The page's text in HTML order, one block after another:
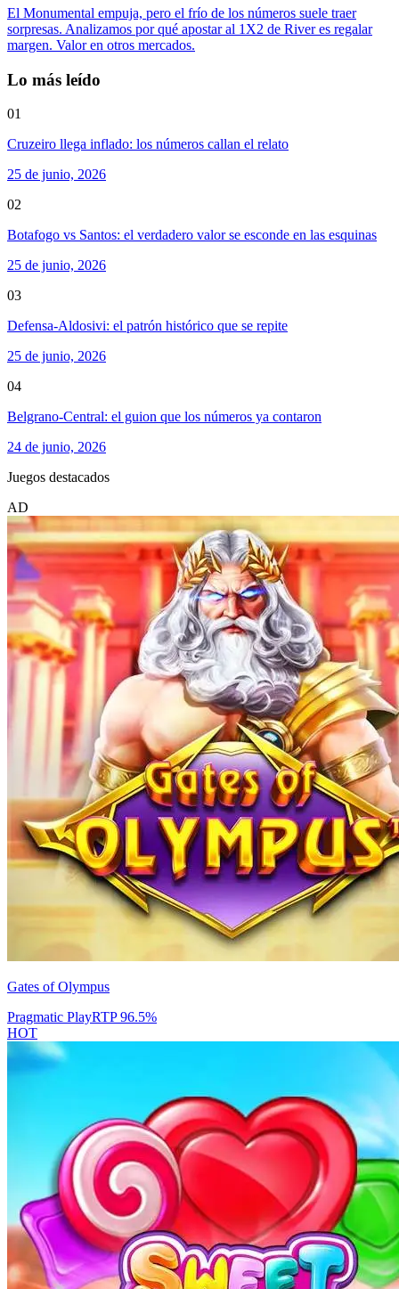
El Monumental empuja, pero el frío de los números suele traer
sorpresas. Analizamos por qué apostar al 1X2 de River es regalar
margen. Valor en otros mercados.
Lo más leído
01
Cruzeiro llega inflado: los números callan el relato
25 de junio, 2026
02
Botafogo vs Santos: el verdadero valor se esconde en las esquinas
25 de junio, 2026
03
Defensa-Aldosivi: el patrón histórico que se repite
25 de junio, 2026
04
Belgrano-Central: el guion que los números ya contaron
24 de junio, 2026
Juegos destacados
AD
Gates of Olympus
Pragmatic PlayRTP96.5%
HOT